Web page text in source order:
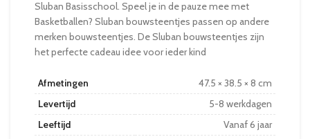
Sluban Basisschool. Speel je in de pauze mee met
Basketballen? Sluban bouwsteentjes passen op andere
merken bouwsteentjes. De Sluban bouwsteentjes zijn
het perfecte cadeau idee voor ieder kind
Afmetingen
47.5 × 38.5 × 8 cm
Levertijd
5-8 werkdagen
Leeftijd
Vanaf 6 jaar